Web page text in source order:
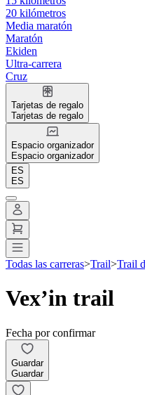
20 kilómetros
Media maratón
Maratón
Ekiden
Ultra-carrera
Cruz
Tarjetas de regalo
Tarjetas de regalo
Espacio organizador
Espacio organizador
ES
ES
Todas las carreras>Trail>Trail
Vex’in trail
Fecha por confirmar
Guardar
Guardar